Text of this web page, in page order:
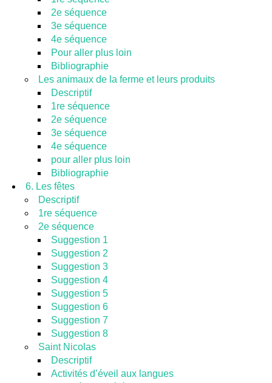
2e séquence
3e séquence
4e séquence
Pour aller plus loin
Bibliographie
Les animaux de la ferme et leurs produits
Descriptif
1re séquence
2e séquence
3e séquence
4e séquence
pour aller plus loin
Bibliographie
6. Les fêtes
Descriptif
1re séquence
2e séquence
Suggestion 1
Suggestion 2
Suggestion 3
Suggestion 4
Suggestion 5
Suggestion 6
Suggestion 7
Suggestion 8
Saint Nicolas
Descriptif
Activités d’éveil aux langues